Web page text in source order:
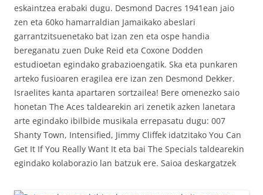
eskaintzea erabaki dugu. Desmond Dacres 1941ean jaio
zen eta 60ko hamarraldian Jamaikako abeslari
garrantzitsuenetako bat izan zen eta ospe handia
bereganatu zuen Duke Reid eta Coxone Dodden
estudioetan egindako grabazioengatik. Ska eta punkaren
arteko fusioaren eragilea ere izan zen Desmond Dekker.
Israelites kanta apartaren sortzailea! Bere omenezko saio
honetan The Aces taldearekin ari zenetik azken lanetara
arte egindako ibilbide musikala errepasatu dugu: 007
Shanty Town, Intensified, Jimmy Cliffek idatzitako You Can
Get It If You Really Want It eta bai The Specials taldearekin
egindako kolaborazio lan batzuk ere. Saioa deskargatzek